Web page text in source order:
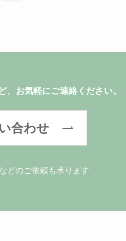
、お気軽にご連絡ください。
合わせ
どのご依頼も承ります